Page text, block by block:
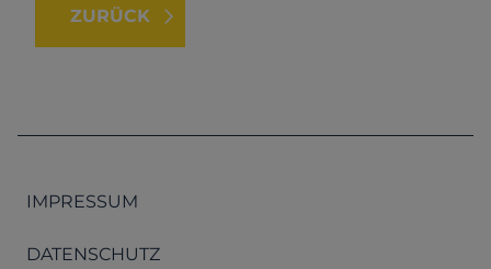
ZURÜCK
IMPRESSUM
DATENSCHUTZ